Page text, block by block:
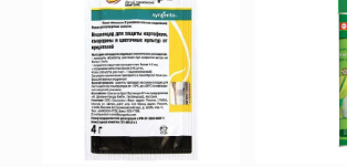
ПАКЕТЫ И СУМКИ
ПОДАРОЧНЫЕ КАРТЫ
ТОРГОВЫЙ ЦЕНТР
ОПТОВЫМ КЛИЕНТАМ